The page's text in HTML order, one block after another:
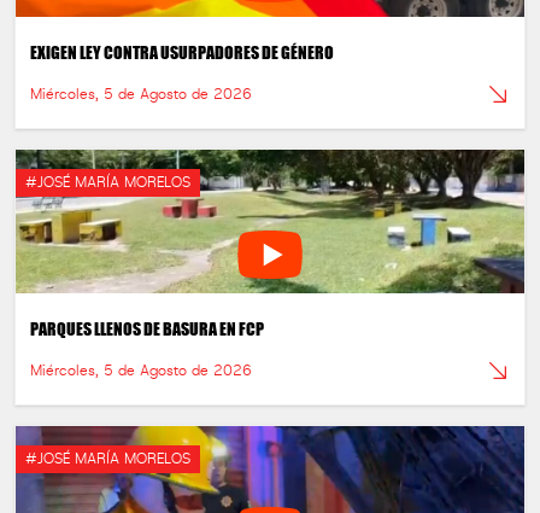
EXIGEN LEY CONTRA USURPADORES DE GÉNERO
Miércoles, 5 de Agosto de 2026
#JOSÉ MARÍA MORELOS
PARQUES LLENOS DE BASURA EN FCP
Miércoles, 5 de Agosto de 2026
#JOSÉ MARÍA MORELOS